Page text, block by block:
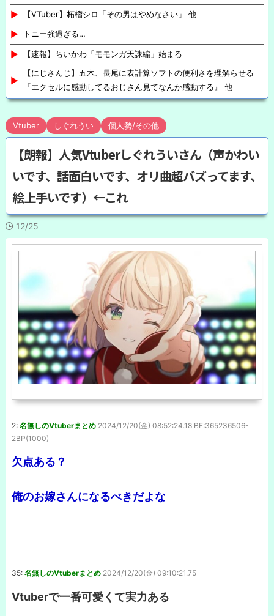
【VTuber】柘榴シロ「その男はやめなさい」 他
トニー強過ぎる…
【速報】ちいかわ「モモンガ天誅編」始まる
【にじさんじ】五木、長尾に表計算ソフトの便利さを理解らせる
『エクセルに感動してるおじさん見てなんか感動する』 他
Vtuber しぐれうい 個人勢/その他
【朗報】人気Vtuberしぐれういさん（声かわい
いです、話面白いです、オリ曲超バズってます、
絵上手いです）←これ
12/25
2: 名無しのVtuberまとめ 2024/12/20(金) 08:52:24.18 BE:365236506-
2BP(1000)
欠点ある？
俺のお嫁さんになるべきだよな
35: 名無しのVtuberまとめ 2024/12/20(金) 09:10:21.75
Vtuberで一番可愛くて実力ある